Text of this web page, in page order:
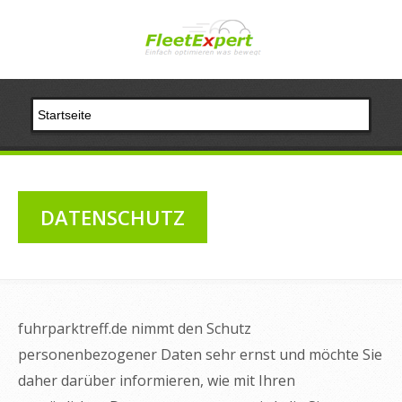
DATENSCHUTZ
fuhrparktreff.de nimmt den Schutz
personenbezogener Daten sehr ernst und möchte Sie
daher darüber informieren, wie mit Ihren